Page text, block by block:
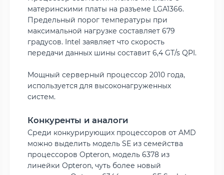
материнскими платы на разъеме LGA1366.
Предельный порог температуры при
максимальной нагрузке составляет 679
градусов. Intel заявляет что скорость
передачи данных шины составит 6,4 GT/s QPI.
Мощный серверный процессор 2010 года,
используется для высоконагруженных
систем.
Конкуренты и аналоги
Среди конкурирующих процессоров от AMD
можно выделить модель SE из семейства
процессоров Opteron, модель 6378 из
линейки Opteron, чуть более новый